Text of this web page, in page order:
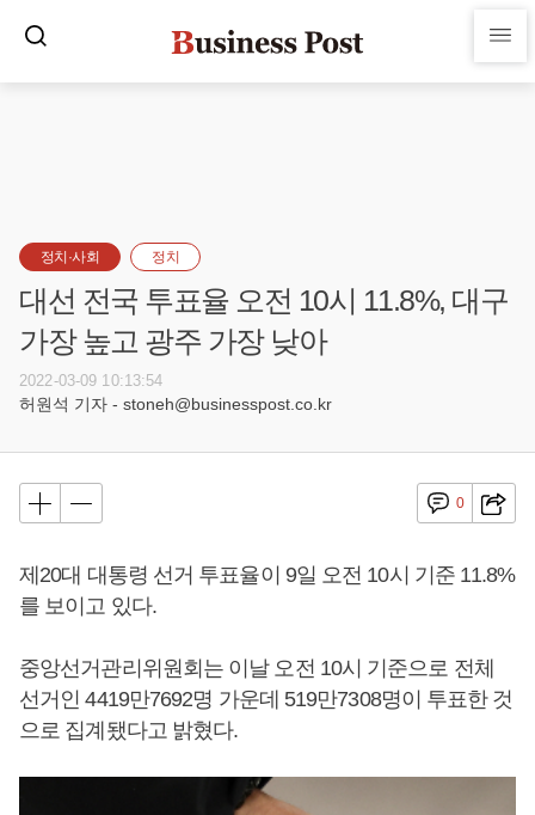
정치·사회 정치
대선 전국 투표율 오전 10시 11.8%, 대구
가장 높고 광주 가장 낮아
2022-03-09 10:13:54
허원석 기자 - stoneh@businesspost.co.kr
0
제20대 대통령 선거 투표율이 9일 오전 10시 기준 11.8%
를 보이고 있다.
중앙선거관리위원회는 이날 오전 10시 기준으로 전체
선거인 4419만7692명 가운데 519만7308명이 투표한 것
으로 집계됐다고 밝혔다.